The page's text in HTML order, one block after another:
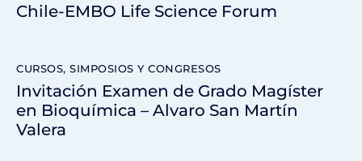
Chile-EMBO Life Science Forum
CURSOS, SIMPOSIOS Y CONGRESOS
Invitación Examen de Grado Magíster
en Bioquímica – Alvaro San Martín
Valera